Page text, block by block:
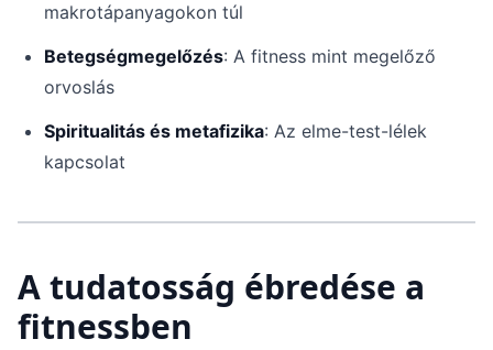
makrotápanyagokon túl
Betegségmegelőzés: A fitness mint megelőző
orvoslás
Spiritualitás és metafizika: Az elme-test-lélek
kapcsolat
A tudatosság ébredése a
fitnessben